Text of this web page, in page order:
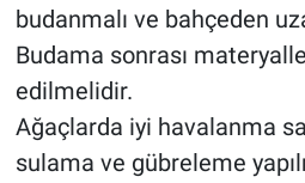
budanmalı ve bahçeden
Budama sonrası
edilmelidir.
Ağaçlarda iyi havalanma
sulama ve gübreleme